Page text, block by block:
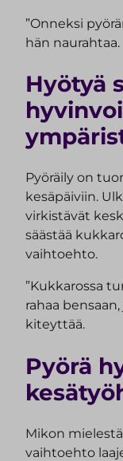
”Onneksi
hän naurahtaa.
Hyötyä
Pyöräily on
kesäpäiviin.
virkistävät
säästää
vaihtoehto.
”Kukkarossa
rahaa
kiteyttää.
Pyörä
Mikon
vaihtoehto